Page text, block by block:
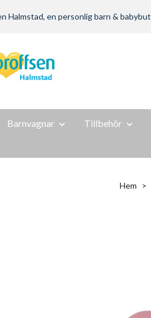
Halmstad, en personlig barn &
Barnvagnar Tillbehör
Hem